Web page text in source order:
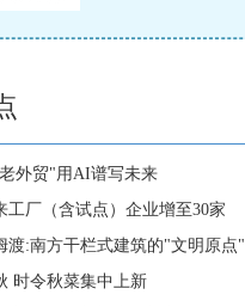
外贸"用AI谱写未来
工厂（含试点）企业增至30家
渡:南方干栏式建筑的"文明原点"
时令秋菜集中上新